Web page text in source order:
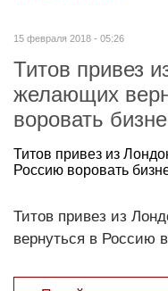
15 февраля 2018 - 05:26
Титов привез
желающих
воровать
Титов привез из
Россию воровать
Титов привез из
вернуться в Россию